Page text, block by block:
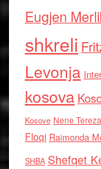
Eugjen
shkreli
Levonja
kosova
Kosove Nene Tereza
Floqi Raimonda
SHBA Shefqet